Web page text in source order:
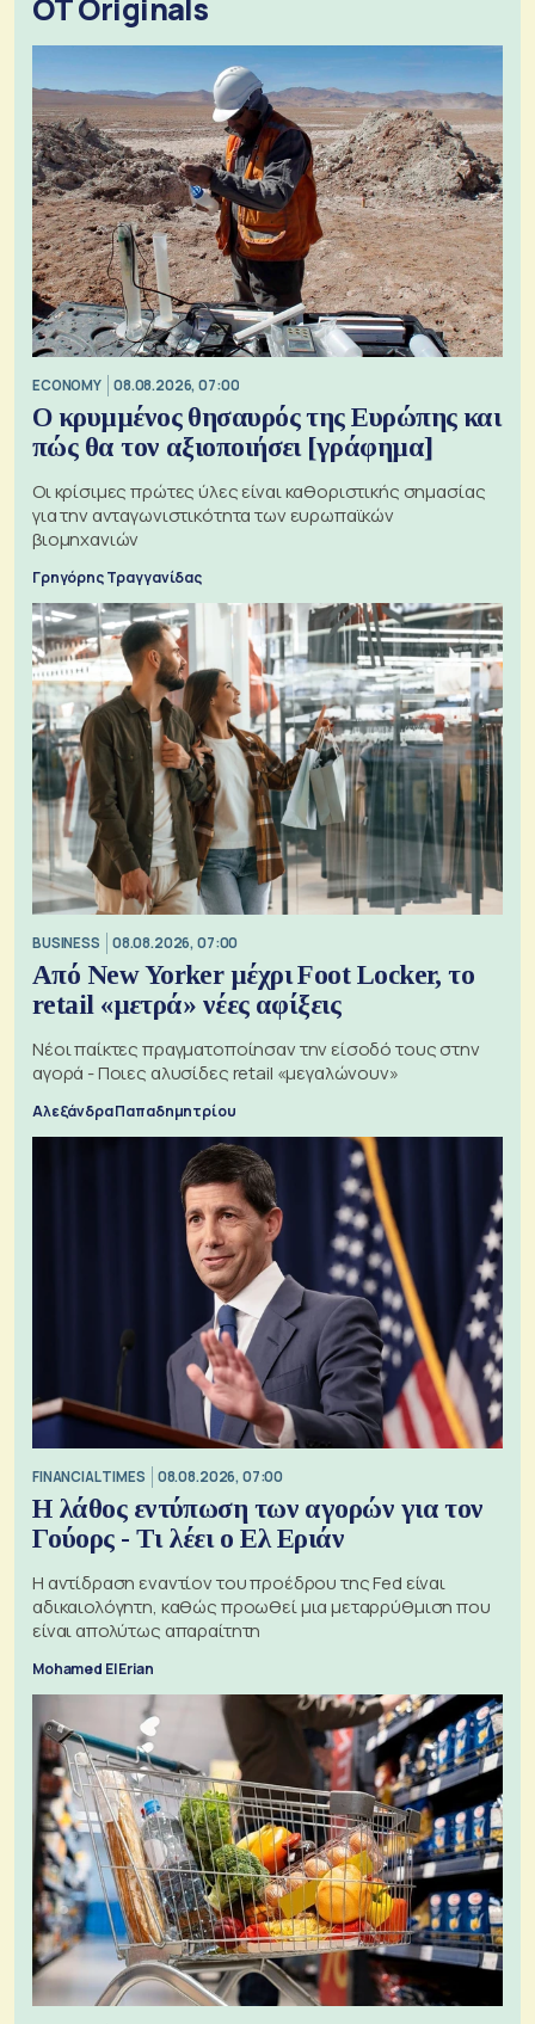
OT Originals
ECONOMY 08.08.2026, 07:00
Ο κρυμμένος θησαυρός της Ευρώπης και
πώς θα τον αξιοποιήσει [γράφημα]
Οι κρίσιμες πρώτες ύλες είναι καθοριστικής σημασίας
για την ανταγωνιστικότητα των ευρωπαϊκών
βιομηχανιών
Γρηγόρης Τραγγανίδας
BUSINESS 08.08.2026, 07:00
Από New Yorker μέχρι Foot Locker, το
retail «μετρά» νέες αφίξεις
Νέοι παίκτες πραγματοποίησαν την είσοδό τους στην
αγορά - Ποιες αλυσίδες retail «μεγαλώνουν»
Αλεξάνδρα Παπαδημητρίου
FINANCIAL TIMES 08.08.2026, 07:00
Η λάθος εντύπωση των αγορών για τον
Γούορς - Τι λέει ο Ελ Εριάν
Η αντίδραση εναντίον του προέδρου της Fed είναι
αδικαιολόγητη, καθώς προωθεί μια μεταρρύθμιση που
είναι απολύτως απαραίτητη
Mohamed El Erian